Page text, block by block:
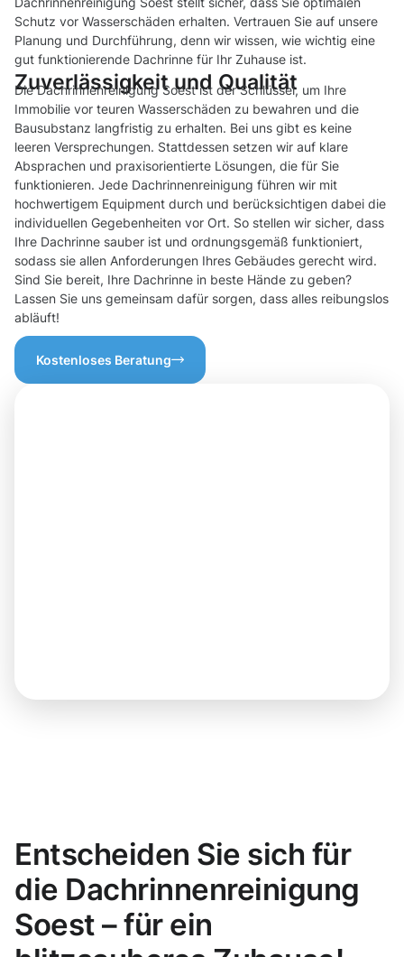
Schutz vor Wasserschäden erhalten. Vertrauen Sie auf unsere
Planung und Durchführung, denn wir wissen, wie wichtig eine
gut funktionierende Dachrinne für Ihr Zuhause ist.
Zuverlässigkeit und Qualität
Die Dachrinnenreinigung Soest ist der Schlüssel, um Ihre
Immobilie vor teuren Wasserschäden zu bewahren und die
Bausubstanz langfristig zu erhalten. Bei uns gibt es keine
leeren Versprechungen. Stattdessen setzen wir auf klare
Absprachen und praxisorientierte Lösungen, die für Sie
funktionieren. Jede Dachrinnenreinigung führen wir mit
hochwertigem Equipment durch und berücksichtigen dabei die
individuellen Gegebenheiten vor Ort. So stellen wir sicher, dass
Ihre Dachrinne sauber ist und ordnungsgemäß funktioniert,
sodass sie allen Anforderungen Ihres Gebäudes gerecht wird.
Sind Sie bereit, Ihre Dachrinne in beste Hände zu geben?
Lassen Sie uns gemeinsam dafür sorgen, dass alles reibungslos
abläuft!
Kostenloses Beratung
Entscheiden Sie sich für
die Dachrinnenreinigung
Soest – für ein